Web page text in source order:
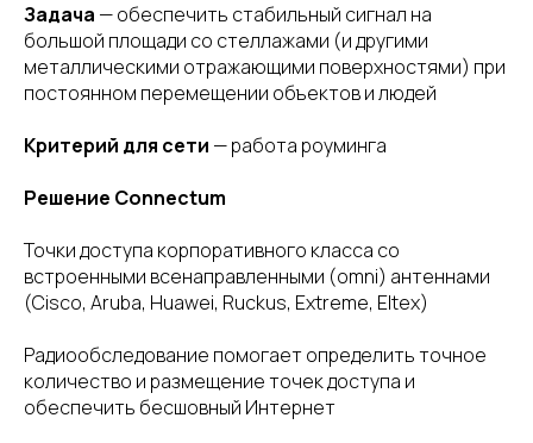
Задача — обеспечить стабильный сигнал на
большой площади со стеллажами (и другими
металлическими отражающими поверхностями) при
постоянном перемещении объектов и людей
Критерий для сети — работа роуминга
Решение Connectum
Точки доступа корпоративного класса со
встроенными всенаправленными (omni) антеннами
(Cisco, Aruba, Huawei, Ruckus, Extreme, Eltex)
Радиообследование помогает определить точное
количество и размещение точек доступа и
обеспечить бесшовный Интернет